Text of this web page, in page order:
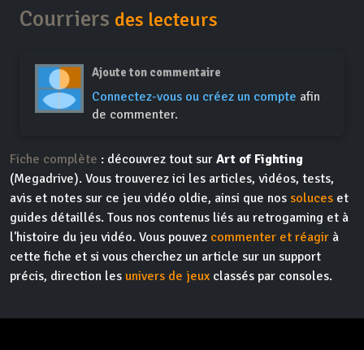
Courriers des lecteurs
Ajoute ton commentaire
Connectez-vous ou créez un compte afin
de commenter.
Fiche complète : découvrez tout sur Art of Fighting
(Megadrive). Vous trouverez ici les articles, vidéos, tests,
avis et notes sur ce jeu vidéo oldie, ainsi que nos soluces et
guides détaillés. Tous nos contenus liés au retrogaming et à
l'histoire du jeu vidéo. Vous pouvez commenter et réagir à
cette fiche et si vous cherchez un article sur un support
précis, direction les univers de jeux classés par consoles.